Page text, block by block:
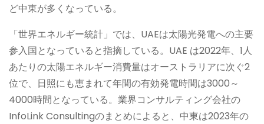
ど中東が多くなっている。
「世界エネルギー統計」では、UAEは太陽光発電への主要
参入国となっていると指摘している。UAE は2022年、1人
あたりの太陽エネルギー消費量はオーストラリアに次ぐ2
位で、日照にも恵まれて年間の有効発電時間は3000～
4000時間となっている。業界コンサルティング会社の
InfoLink Consultingのまとめによると、中東は2023年の